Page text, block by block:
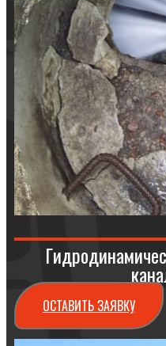
ОСТАВИТЬ ЗАЯВКУ